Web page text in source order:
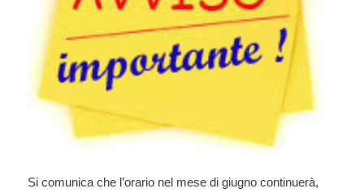
Si comunica che l’orario nel mese di giugno continuerà,